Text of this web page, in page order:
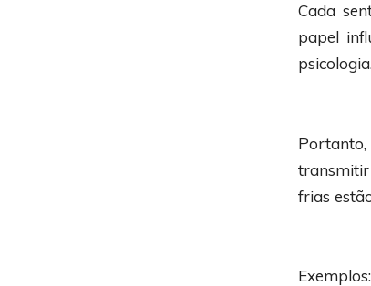
Cada
papel
frias
Exemplos: